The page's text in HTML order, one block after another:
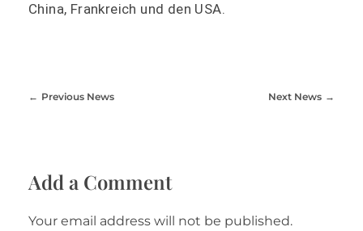
China, Frankreich und den USA.
Previous News Next News
Add a Comment
Your email address will not be published.